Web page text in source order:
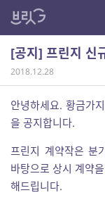
[공지] 프린지 신
2018.12.28
안녕하세요. 황금가
을 공지합니다.
프린지 계약작은 분
바탕으로 상시 계약
해드립니다.